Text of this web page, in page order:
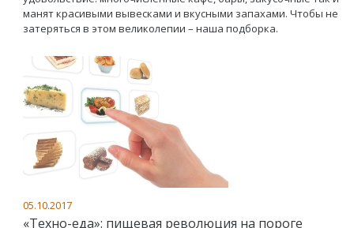
манят красивыми вывесками и вкусными запахами. Чтобы не
затеряться в этом великолепии – наша подборка.
05.10.2017
«Техно-еда»: пищевая революция на пороге